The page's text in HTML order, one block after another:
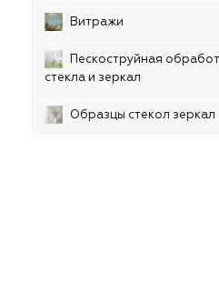
Витражи
Пескоструйная
стекла и зеркал
Образцы стекол зеркал